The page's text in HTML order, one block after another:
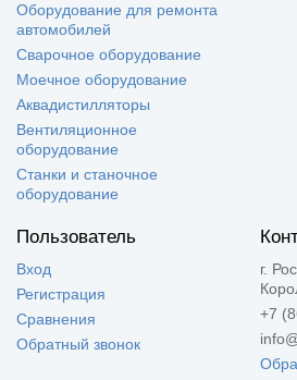
Оборудование для ремонта
автомобилей
Сварочное оборудование
Моечное оборудование
Аквадистилляторы
Вентиляционное
оборудование
Станки и станочное
оборудование
Пользователь
Вход
Регистрация
Сравнения
Обратный звонок
г.
+7